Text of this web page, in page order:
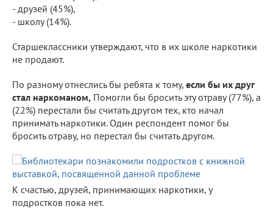
- друзей (45%),
- школу (14%).
Старшеклассники утверждают, что в их школе наркотики
не продают.
По разному отнеслись бы ребята к тому, если бы их друг
стал наркоманом, Помогли бы бросить эту отраву (77%), а
(22%) перестали бы считать другом тех, кто начал
принимать наркотики. Один респондент помог бы
бросить отраву, но перестал бы считать другом.
К счастью, друзей, принимающих наркотики, у
подростков пока нет.